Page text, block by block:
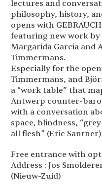
lectures and
philosophy, history,
opens with
featuring new work
Margarida Garcia and
Timmermans.
Especially for the
Timmermans, and
a “work table” that
Antwerp counter-
with a conversation
space, blindness,
all flesh” (Eric
Free entrance with
Address : Jos
(Nieuw-Zuid)